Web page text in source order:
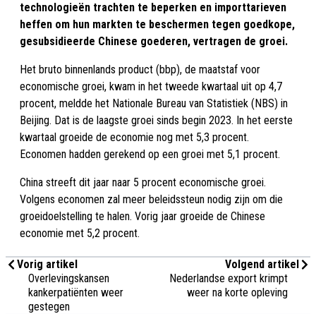
technologieën trachten te beperken en importtarieven
heffen om hun markten te beschermen tegen goedkope,
gesubsidieerde Chinese goederen, vertragen de groei.
Het bruto binnenlands product (bbp), de maatstaf voor
economische groei, kwam in het tweede kwartaal uit op 4,7
procent, meldde het Nationale Bureau van Statistiek (NBS) in
Beijing. Dat is de laagste groei sinds begin 2023. In het eerste
kwartaal groeide de economie nog met 5,3 procent.
Economen hadden gerekend op een groei met 5,1 procent.
China streeft dit jaar naar 5 procent economische groei.
Volgens economen zal meer beleidssteun nodig zijn om die
groeidoelstelling te halen. Vorig jaar groeide de Chinese
economie met 5,2 procent.
Vorig artikel
Overlevingskansen
kankerpatiënten weer
gestegen
Volgend artikel
Nederlandse export krimpt
weer na korte opleving